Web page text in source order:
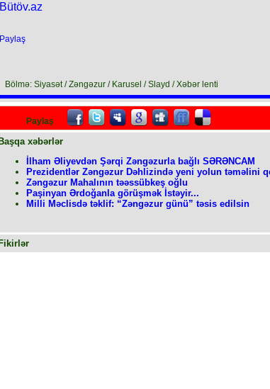
Bütöv.az
Paylaş
Bölmə: Siyasət / Zəngəzur / Karusel / Slayd / Xəbər lenti
Paylaş
Başqa xəbərlər
İlham Əliyevdən Şərqi Zəngəzurla bağlı SƏRƏNCAM
Prezidentlər Zəngəzur Dəhlizində yeni yolun təməlini
Zəngəzur Mahalının təəssübkeş oğlu
Paşinyan Ərdoğanla görüşmək İstəyir...
Milli Məclisdə təklif: “Zəngəzur günü” təsis edilsin
Fikirlər